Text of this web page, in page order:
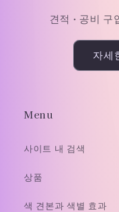
견적 · 공비
자세
Menu
사이트 내 검색
상품
색 견본과 색별 효과